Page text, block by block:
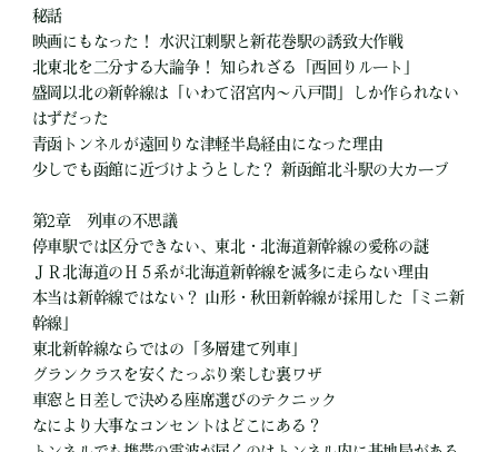
秘話
映画にもなった！ 水沢江刺駅と新花巻駅の誘致大作戦
北東北を二分する大論争！ 知られざる「西回りルート」
盛岡以北の新幹線は「いわて沼宮内〜八戸間」しか作られない
はずだった
青函トンネルが遠回りな津軽半島経由になった理由
少しでも函館に近づけようとした？ 新函館北斗駅の大カーブ
第2章 列車の不思議
停車駅では区分できない、東北・北海道新幹線の愛称の謎
ＪＲ北海道のＨ５系が北海道新幹線を滅多に走らない理由
本当は新幹線ではない？ 山形・秋田新幹線が採用した「ミニ新
幹線」
東北新幹線ならではの「多層建て列車」
グランクラスを安くたっぷり楽しむ裏ワザ
車窓と日差しで決める座席選びのテクニック
なにより大事なコンセントはどこにある？